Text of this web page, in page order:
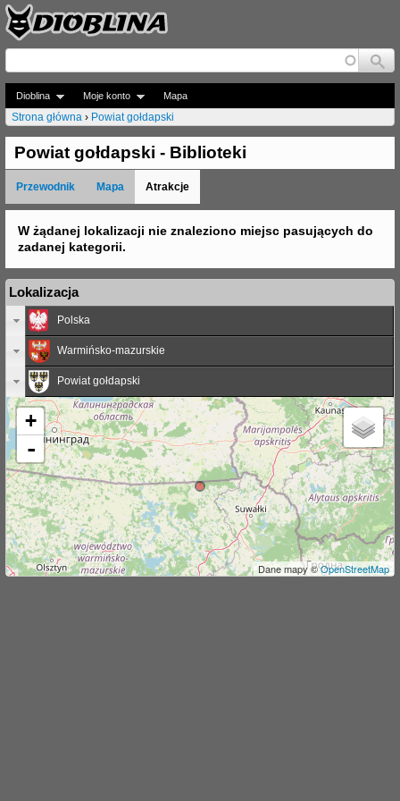
Jump to navigation
Dioblina Moje konto Mapa
J
e
s
e
ś
t
a
j
Strona główna › Powiat gołdapski
Powiat gołdapski - Biblioteki
Przewodnik Mapa Atrakcje
W żądanej lokalizacji nie znaleziono miejsc pasujących do
zadanej kategorii.
Lokalizacja
Polska
Warmińsko-mazurskie
Powiat gołdapski
+
-
Dane mapy ©OpenStreetMap